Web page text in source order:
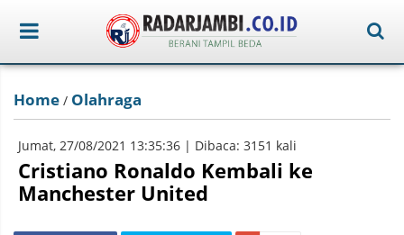
Home / Olahraga
Jumat, 27/08/2021 13:35:36 | Dibaca: 3151 kali
Cristiano Ronaldo Kembali ke
Manchester United